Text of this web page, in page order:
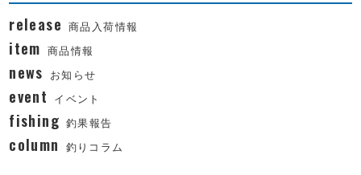
release 商品入荷情報
item 商品情報
news お知らせ
event イベント
fishing 釣果報告
column 釣りコラム